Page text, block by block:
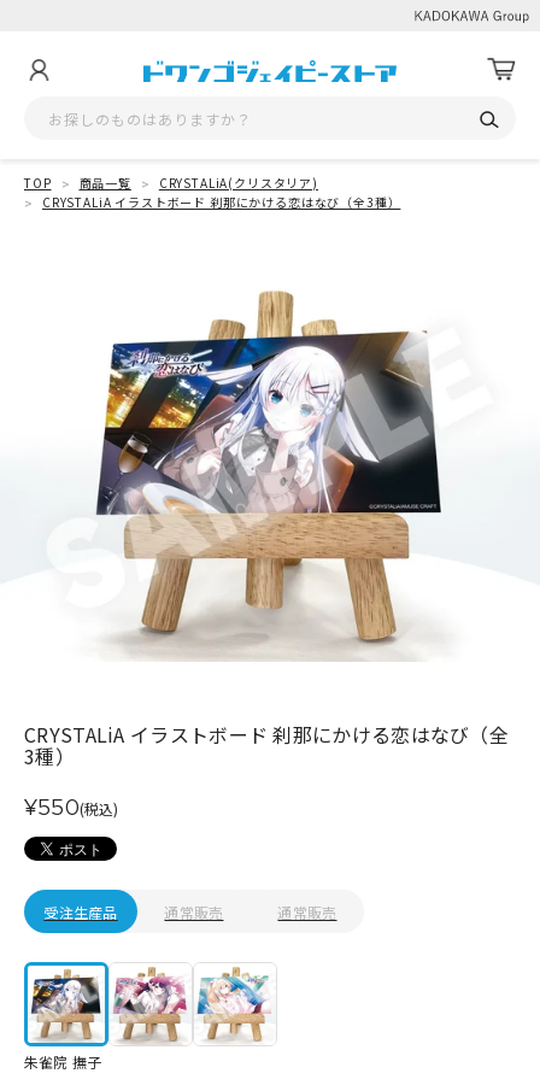
TOP 商品一覧
CRYSTALiA(クリスタリア)
CRYSTALiA イラストボード 刹那にかける恋はなび（全3種）
CRYSTALiA イラストボード 刹那にかける恋はなび（全
3種）
¥550(税込)
受注生産品 通常販売 通常販売
朱雀院 撫子